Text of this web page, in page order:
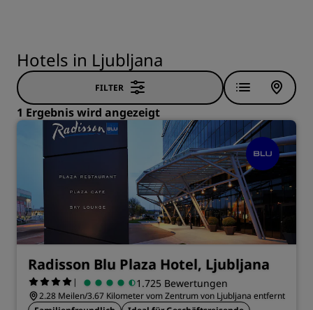
Hotels in Ljubljana
FILTER
1 Ergebnis wird angezeigt
Radisson Blu Plaza Hotel, Ljubljana
| 1.725 Bewertungen
2.28 Meilen/3.67 Kilometer vom Zentrum von Ljubljana entfernt